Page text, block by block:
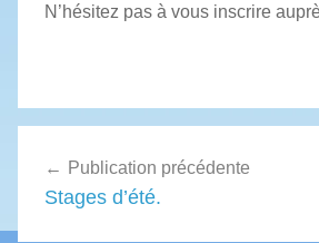
N’hésitez pas à vous inscrire
de
l’article
Publication précédente
Stages d’été.